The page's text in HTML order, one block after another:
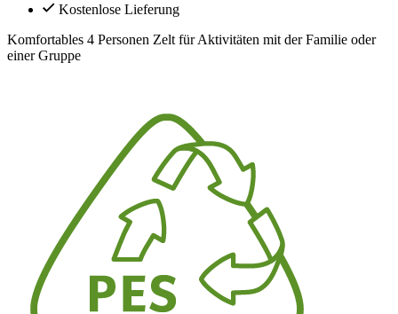
Kostenlose Lieferung
Komfortables 4 Personen Zelt für Aktivitäten mit der Familie oder
einer Gruppe